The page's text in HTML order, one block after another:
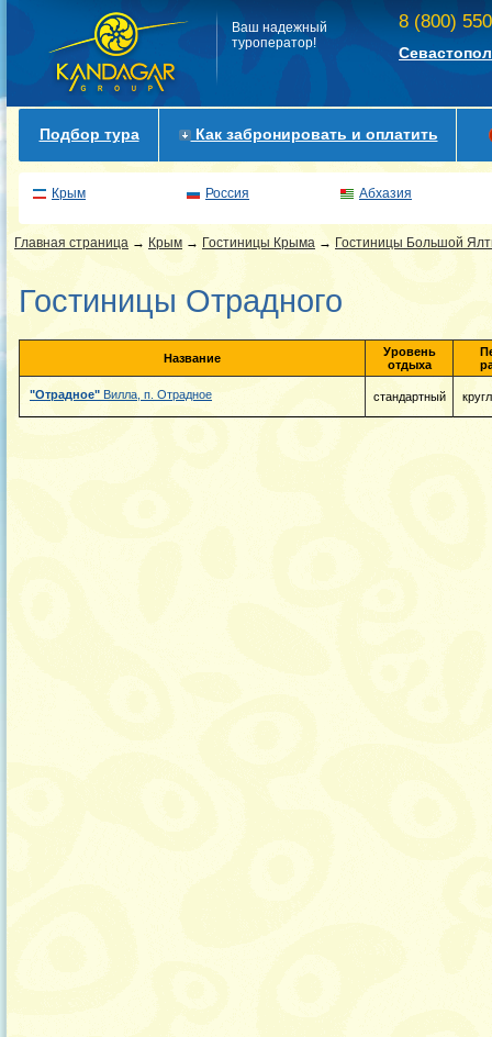
Ваш надежный
туроператор!
8 (800)
Подбор тура Как забронировать и оплатить
Крым Россия Абхазия
Главная страница → Крым → Гостиницы Крыма → Гостиницы Большой
Гостиницы Отрадного
Название
Уровень
отдыха
"Отрадное" Вилла, п. Отрадное стандартный